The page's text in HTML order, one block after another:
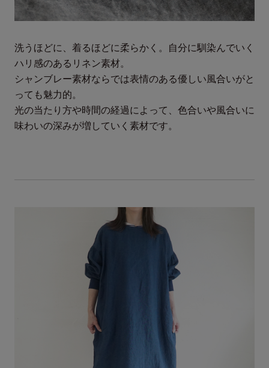
67cm
バスト
148cm
袖丈
アーム丈
袖口幅
10cm
洗うほどに、着るほどに柔らかく。自分に馴染んでいく
ハリ感のあるリネン素材。
シャンブレー素材ならでは表情のある優しい風合いがと
っても魅力的。
光の当たり方や時間の経過によって、色合いや風合いに
味わいの深みが増していく素材です。